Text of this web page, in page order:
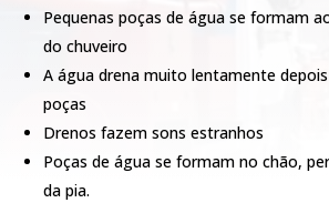
Pequenas poças de água se formam
do chuveiro
A água drena muito lentamente
poças
Drenos fazem sons estranhos
Poças de água se formam no chão,
da pia.